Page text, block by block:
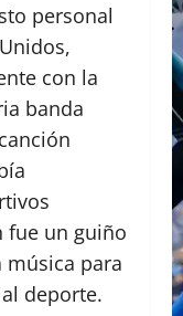
personal
con la
banda
fue un guiño
para
deporte.